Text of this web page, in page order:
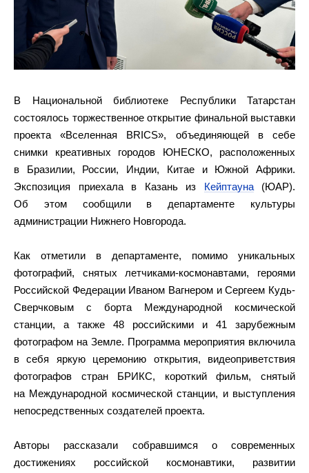
В Национальной библиотеке Республики Татарстан
состоялось торжественное открытие финальной выставки
проекта «Вселенная BRICS», объединяющей в себе
снимки креативных городов ЮНЕСКО, расположенных
в Бразилии, России, Индии, Китае и Южной Африки.
Экспозиция приехала в Казань из Кейптауна(ЮАР).
Об этом сообщили в департаменте культуры
администрации Нижнего Новгорода.
Как отметили в департаменте, помимо уникальных
фотографий, снятых летчиками-космонавтами, героями
Российской Федерации Иваном Вагнером и Сергеем Кудь-
Сверчковым с борта Международной космической
станции, а также 48 российскими и 41 зарубежным
фотографом на Земле. Программа мероприятия включила
в себя яркую церемонию открытия, видеоприветствия
фотографов стран БРИКС, короткий фильм, снятый
на Международной космической станции, и выступления
непосредственных создателей проекта.
Авторы рассказали собравшимся о современных
достижениях российской космонавтики, развитии